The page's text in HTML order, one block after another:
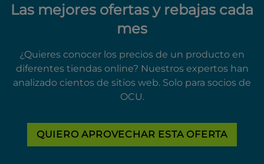
Las mejores ofertas y rebajas cada
mes
¿Quieres conocer los precios de un producto en
diferentes tiendas online? Nuestros expertos han
analizado cientos de sitios web. Solo para socios de
OCU.
QUIERO APROVECHAR ESTA OFERTA